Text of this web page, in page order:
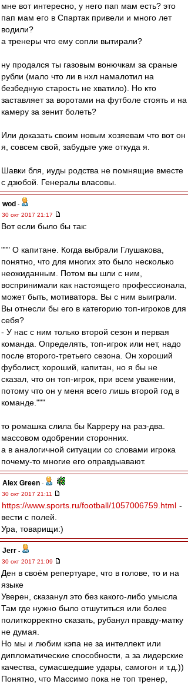
мне вот интересно, у него пап мам есть? это
пап мам его в Спартак привели и много лет
водили?
а тренеры что ему сопли вытирали?
ну продался ты газовым вонючкам за сраные
рубли (мало что ли в нхл намалотил на
безбедную старость не хватило). Но кто
заставляет за воротами на футболе стоять и на
камеру за зенит болеть?
Или доказать своим новым хозяевам что вот он
я, совсем свой, забудьте уже откуда я.
Шавки бля, иуды родства не помнящие вместе
с дзюбой. Генералы власовы.
wod -
30 окт 2017 21:17
Вот если было бы так:
""" О капитане. Когда выбрали Глушакова,
понятно, что для многих это было несколько
неожиданным. Потом вы шли с ним,
воспринимали как настоящего профессионала,
может быть, мотиватора. Вы с ним выиграли.
Вы отнесли бы его в категорию топ-игроков для
себя?
- У нас с ним только второй сезон и первая
команда. Определять, топ-игрок или нет, надо
после второго-третьего сезона. Он хороший
фуболист, хороший, капитан, но я бы не
сказал, что он топ-игрок, при всем уважении,
потому что он у меня всего лишь второй год в
команде."""
то ромашка слила бы Карреру на раз-два.
массовом одобрении сторонних.
а в аналогичной ситуации со словами игрока
почему-то многие его оправдыавают.
Alex Green -
30 окт 2017 21:11
https://www.sports.ru/football/1057006759.html -
вести с полей.
Ура, товарищи:)
Jerr -
30 окт 2017 21:09
Ден в своём репертуаре, что в голове, то и на
языке
Уверен, сказанул это без какого-либо умысла
Там где нужно было отшутиться или более
политкорректно сказать, рубанул правду-матку
не думая.
Но мы и любим кэпа не за интеллект или
дипломатические способности, а за лидерские
качества, сумасшедшие удары, самогон и т.д.))
Понятно, что Массимо пока не топ тренер,